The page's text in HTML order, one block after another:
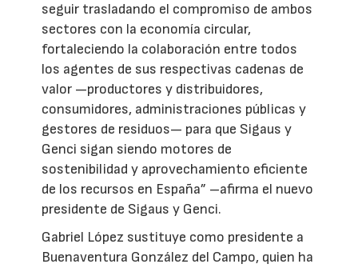
seguir trasladando el compromiso de ambos
sectores con la economía circular,
fortaleciendo la colaboración entre todos
los agentes de sus respectivas cadenas de
valor —productores y distribuidores,
consumidores, administraciones públicas y
gestores de residuos— para que Sigaus y
Genci sigan siendo motores de
sostenibilidad y aprovechamiento eficiente
de los recursos en España” –afirma el nuevo
presidente de Sigaus y Genci.
Gabriel López sustituye como presidente a
Buenaventura González del Campo, quien ha